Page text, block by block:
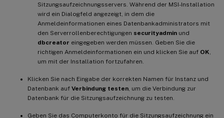
Sitzungsaufzeichnungsservers. Während der MSI-Installation
wird ein Dialogfeld angezeigt, in dem die
Anmeldeinformationen eines Datenbankadministrators mit
den Serverrollenberechtigungen securityadmin und
dbcreator eingegeben werden müssen. Geben Sie die
richtigen Anmeldeinformationen ein und klicken Sie auf OK
um mit der Installation fortzufahren.
Klicken Sie nach Eingabe der korrekten Namen für Instanz und
Datenbank auf Verbindung testen , um die Verbindung zur
Datenbank für die Sitzungsaufzeichnung zu testen.
Geben Sie das Computerkonto für die Sitzungsaufzeichnung ein